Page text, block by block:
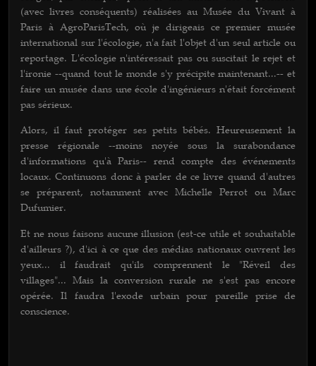
(avec livres conséquents) réalisées au Musée du Vivant à
Paris à AgroParisTech, où je dirigeais ce premier musée
international sur l'écologie, n'a fait l'objet d'un seul article ou
reportage. L'écologie n'intéressait pas ou suscitait le rejet et
l'ironie --quand tout le monde s'y précipite maintenant...-- et
faire un musée dans une école d'ingénieurs n'était forcément
pas sérieux.
Alors, il faut protéger ses petits bébés. Heureusement la
presse régionale --moins noyée sous la surabondance
d'informations qu'à Paris-- rend compte des événements
locaux. Continuons donc à parler de ce livre quand d'autres
se préparent, notamment avec Michelle Perrot ou Marc
Dufumier.
Et ne nous faisons aucune illusion (est-ce utile et souhaitable
d'ailleurs ?), d'ici à ce que des médias nationaux ouvrent les
yeux... il faudrait qu'ils comprennent le "Réveil des
villages"... Mais la conversion rurale ne s'est pas encore
opérée. Il faudra l'exode urbain pour pareille prise de
conscience.